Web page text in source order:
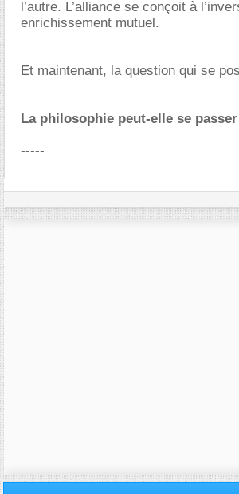
l’autre. L’alliance se conçoit à
enrichissement mutuel.
Et maintenant, la question qui se
La philosophie peut-elle se
-----